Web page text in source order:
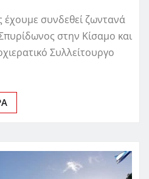
έχουμε συνδεθεί ζωντανά
στην Κίσαμο και
Συλλείτουργο